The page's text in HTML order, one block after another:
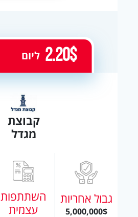
קבוצת
מגדל
גבול אחריות
5,000,000$
השתתפות
עצמית
2.20$ ליום